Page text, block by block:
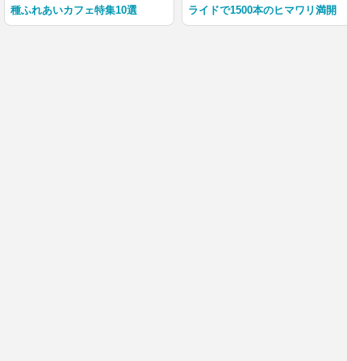
種ふれあいカフェ特集10選
ライドで1500本のヒマワリ満開